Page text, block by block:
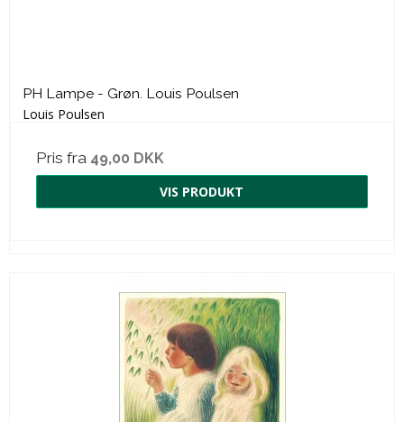
PH Lampe - Grøn. Louis Poulsen
Louis Poulsen
Pris fra 49,00 DKK
VIS PRODUKT